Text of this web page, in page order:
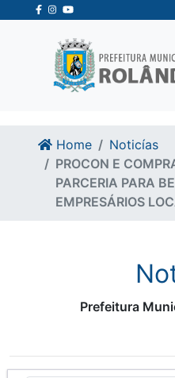
Ir para o conteudo
Ir para o fim do conteudo
Home
Noticías
PROCON E
PARCERIA PARA
EMPRESÁRIOS
Prefeitura